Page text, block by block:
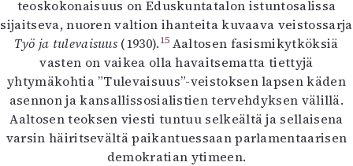
teoskokonaisuus on Eduskuntatalon istuntosalissa
sijaitseva, nuoren valtion ihanteita kuvaava veistossarja
Työ ja tulevaisuus (1930).15 Aaltosen fasismikytköksiä
vasten on vaikea olla havaitsematta tiettyjä
yhtymäkohtia ”Tulevaisuus”-veistoksen lapsen käden
asennon ja kansallissosialistien tervehdyksen välillä.
Aaltosen teoksen viesti tuntuu selkeältä ja sellaisena
varsin häiritsevältä paikantuessaan parlamentaarisen
demokratian ytimeen.